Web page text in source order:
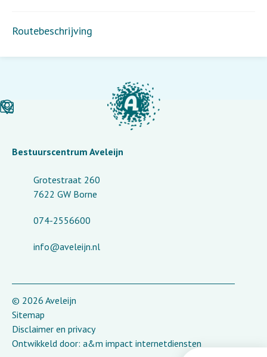
Routebeschrijving
Bestuurscentrum Aveleijn
Grotestraat 260
7622 GW Borne
074-2556600
info@aveleijn.nl
© 2026 Aveleijn
Sitemap
Disclaimer en privacy
Ontwikkeld door: a&m impact internetdiensten